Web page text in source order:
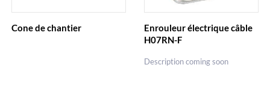
Cone de chantier
Enrouleur électrique câble
H07RN-F
Description coming soon